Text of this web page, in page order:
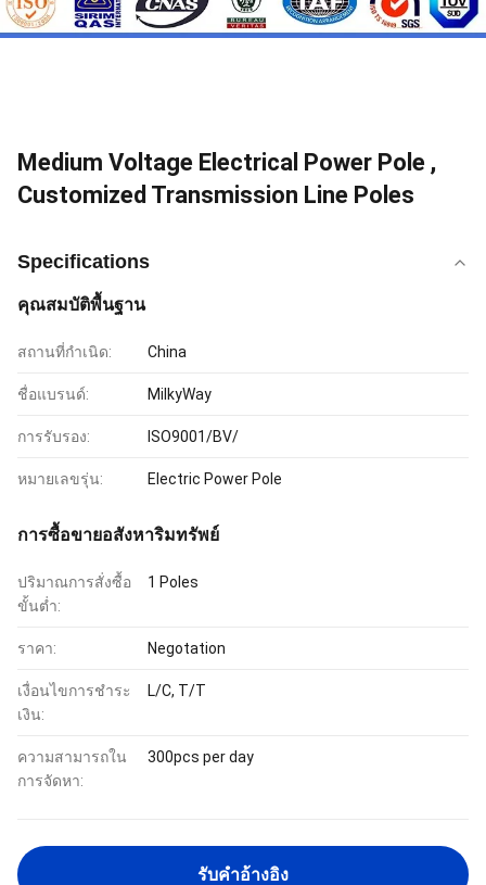
Medium Voltage Electrical Power Pole ,
Customized Transmission Line Poles
Specifications
คุณสมบัติพื้นฐาน
สถานที่กำเนิด: China
ชื่อแบรนด์: MilkyWay
การรับรอง: ISO9001/BV/
หมายเลขรุ่น: Electric Power Pole
การซื้อขายอสังหาริมทรัพย์
ปริมาณการสั่งซื้อ
ขั้นต่ำ:
1 Poles
ราคา: Negotation
เงื่อนไขการชำระ
เงิน:
L/C, T/T
ความสามารถใน
การจัดหา:
300pcs per day
รับคําอ้างอิง